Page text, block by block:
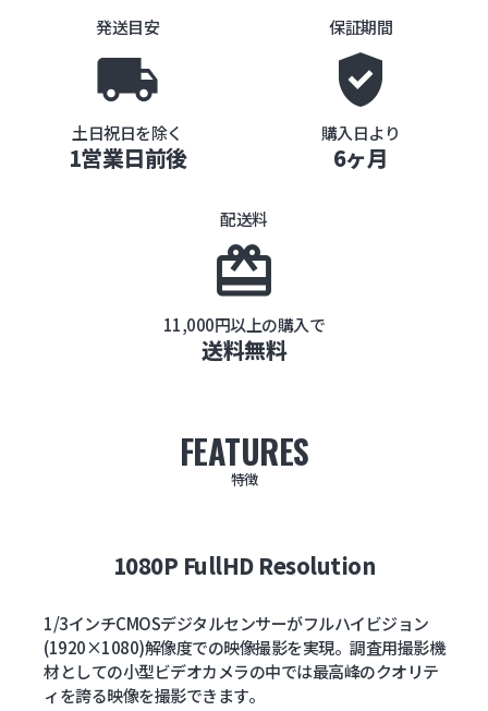
発送目安
local_shipping
土日祝日を除く
1営業日前後
保証期間
gpp_good
購入日より
6ヶ月
配送料
card_giftcard
11,000円以上の購入で
送料無料
FEATURES
特徴
1080P FullHD Resolution
1/3インチCMOSデジタルセンサーがフルハイビジョン
(1920×1080)解像度での映像撮影を実現。調査用撮影機
材としての小型ビデオカメラの中では最高峰のクオリテ
ィを誇る映像を撮影できます。